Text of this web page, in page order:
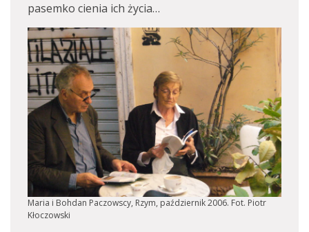
pasemko cienia ich życia…
Maria i Bohdan Paczowscy, Rzym, październik 2006. Fot. Piotr
Kłoczowski